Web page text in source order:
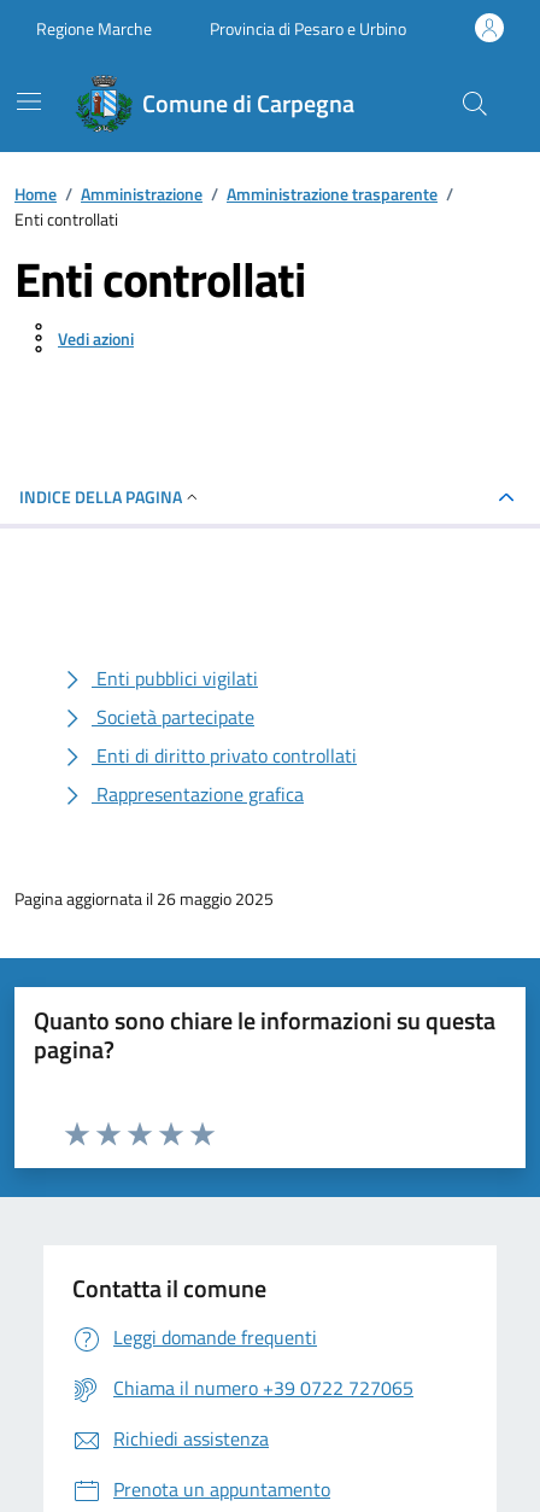
Regione Marche Provincia di Pesaro e Urbino
Comune di Carpegna
Home / Amministrazione / Amministrazione trasparente /
Enti controllati
Enti controllati
Vedi azioni
INDICE DELLA PAGINA
Enti pubblici vigilati
Società partecipate
Enti di diritto privato controllati
Rappresentazione grafica
Pagina aggiornata il 26 maggio 2025
Quanto sono chiare le informazioni su questa
pagina?
Valuta da 1 a 5 stelle la pagina
Valuta 5 stelle su 5
Valuta 4 stelle su 5
Valuta 3 stelle su 5
Valuta 2 stelle su 5
Valuta 1 stelle su 5
Contatta il comune
Leggi domande frequenti
Chiama il numero +39 0722 727065
Richiedi assistenza
Prenota un appuntamento